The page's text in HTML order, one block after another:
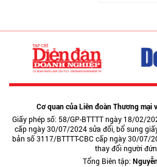
Cơ quan của Liên đoàn Thương mại
Giấy phép số: 58/GP-BTTTT ngày 18/02/
cấp ngày 30/07/2024 sửa đổi, bổ sung
bản số 3117/BTTTT-CBC cấp ngày 30/07/
thay đổi người
Tổng Biên tập: